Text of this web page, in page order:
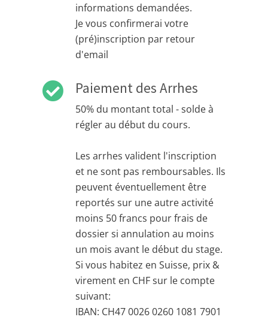
informations demandées.
Je vous confirmerai votre
(pré)inscription par retour
d'email
Paiement des Arrhes
50% du montant total - solde à
régler au début du cours.
Les arrhes valident l'inscription
et ne sont pas remboursables. Ils
peuvent éventuellement être
reportés sur une autre activité
moins 50 francs pour frais de
dossier si annulation au moins
un mois avant le début du stage.
Si vous habitez en Suisse, prix &
virement en CHF sur le compte
suivant:
IBAN: CH47 0026 0260 1081 7901